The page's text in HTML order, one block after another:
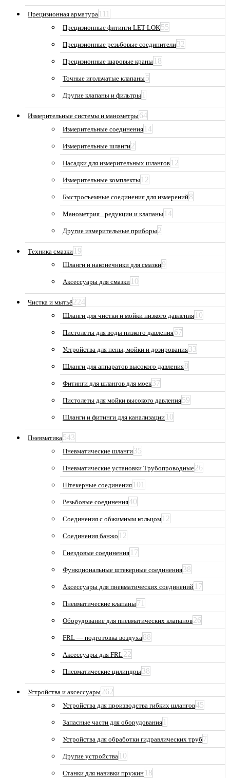
Прецизионная арматура 111
Прецизионные фитинги LET-LOK55
Прецизионные резьбовые соединители32
Прецизионные шаровые краны 18
Точные игольчатые клапаны5
Другие клапаны и фильтры 1
Измерительные системы и манометры64
Измерительные соединения 14
Измерительные шланги2
Насадки для измерительных шлангов 12
Измерительные комплекты 12
Быстросъемные соединения для измерений8
Манометрия_ редукции и клапаны 14
Другие измерительные приборы2
Техника смазки 19
Шланги и наконечники для смазки9
Аксессуары для смазки 10
Чистка и мытьё224
Шланги для чистки и мойки низкого давления 10
Пистолеты для воды низкого давления67
Устройства для пены, мойки и дозирования33
Шланги для аппаратов высокого давления8
Фитинги для шлангов для моек37
Пистолеты для мойки высокого давления59
Шланги и фитинги для канализации 10
Пневматика543
Пневматические шланги35
Пневматические установки Трубопроводные26
Штекерные соединения 101
Резьбовые соединения40
Соединения с обжимным кольцом 12
Соединения банжо 12
Гнездовые соединения 17
Функциональные штекерные соединения38
Аксессуары для пневматических соединений 17
Пневматические клапаны71
Оборудование для пневматических клапанов26
FRL — подготовка воздуха88
Аксессуары для FRL22
Пневматические цилиндры38
Устройства и аксессуары262
Устройства для производства гибких шлангов45
Запасные части для оборудования 1
Устройства для обработки гидравлических труб 7
Другие устройства 10
Станки для навивки пружин 18